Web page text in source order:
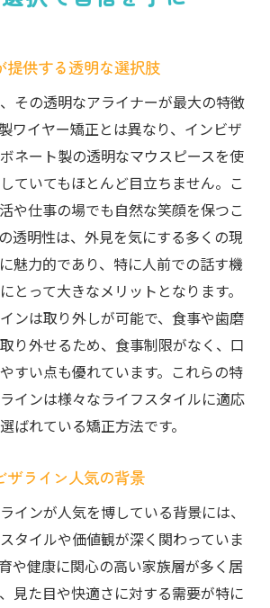
提供する透明な選択肢
その透明なアライナーが最大の特徴
ワイヤー矯正とは異なり、インビザ
ネート製の透明なマウスピースを使
ていてもほとんど目立ちません。こ
や仕事の場でも自然な笑顔を保つこ
透明性は、外見を気にする多くの現
魅力的であり、特に人前での話す機
とって大きなメリットとなります。
ンは取り外しが可能で、食事や歯磨
り外せるため、食事制限がなく、口
すい点も優れています。これらの特
インは様々なライフスタイルに適応
ばれている矯正方法です。
ザライン人気の背景
インが人気を博している背景には、
タイルや価値観が深く関わっていま
や健康に関心の高い家族層が多く居
見た目や快適さに対する需要が特に